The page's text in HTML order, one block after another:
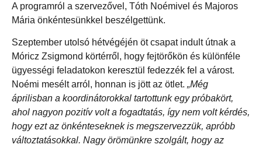
A programról a szervezővel, Tóth Noémivel és Majoros
Mária önkéntesünkkel beszélgettünk.
Szeptember utolsó hétvégéjén öt csapat indult útnak a
Móricz Zsigmond körtérről, hogy fejtörőkön és különféle
ügyességi feladatokon keresztül fedezzék fel a várost.
Noémi mesélt arról, honnan is jött az ötlet. „Még
áprilisban a koordinátorokkal tartottunk egy próbakört,
ahol nagyon pozitív volt a fogadtatás, így nem volt kérdés,
hogy ezt az önkénteseknek is megszervezzük, apróbb
változtatásokkal. Nagy örömünkre szolgált, hogy az